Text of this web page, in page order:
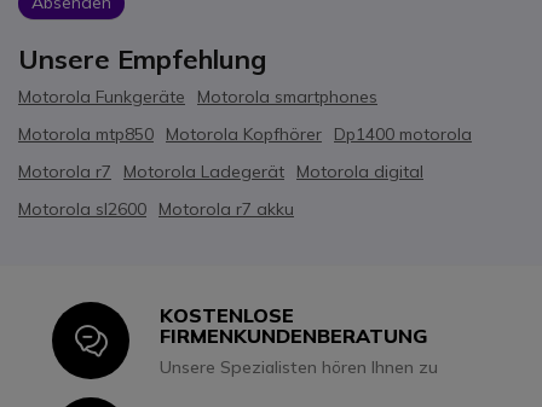
Unsere Empfehlung
Motorola Funkgeräte
Motorola smartphones
Motorola mtp850
Motorola Kopfhörer
Dp1400 motorola
Motorola r7
Motorola Ladegerät
Motorola digital
Motorola sl2600
Motorola r7 akku
Icon
KOSTENLOSE
FIRMENKUNDENBERATUNG
Unsere Spezialisten hören Ihnen zu